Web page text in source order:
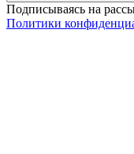
Подписываясь на
Политики